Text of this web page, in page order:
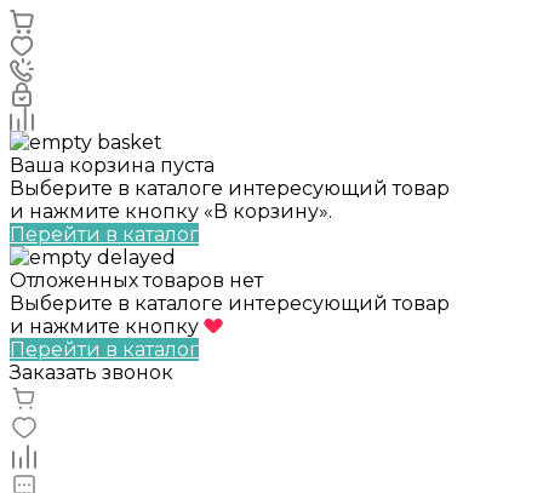
Ваша корзина пуста
Выберите в каталоге интересующий товар
и нажмите кнопку «В корзину».
Перейти в каталог
Отложенных товаров нет
Выберите в каталоге интересующий товар
и нажмите кнопку
Перейти в каталог
Заказать звонок